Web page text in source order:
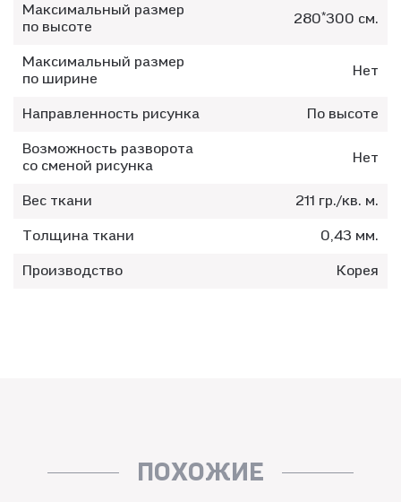
Максимальный размер
по высоте
280*300 см.
Максимальный размер
по ширине
Нет
Направленность рисунка По высоте
Возможность разворота
со сменой рисунка
Нет
Вес ткани 211 гр./кв. м.
Толщина ткани 0,43 мм.
Производство Корея
ПОХОЖИЕ